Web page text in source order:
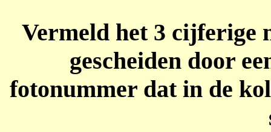
Vermeld het 3 cijferige
gescheiden door
fotonummer dat in de